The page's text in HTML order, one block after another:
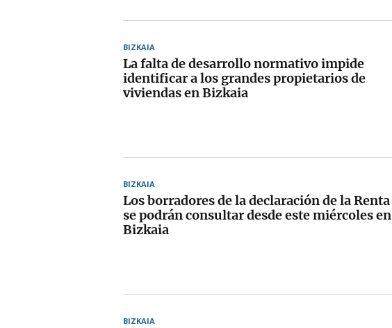
BIZKAIA
La falta de desarrollo normativo impide
identificar a los grandes propietarios de
viviendas en Bizkaia
BIZKAIA
Los borradores de la declaración de la Renta
se podrán consultar desde este miércoles en
Bizkaia
BIZKAIA